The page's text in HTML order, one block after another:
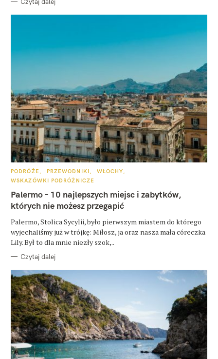
K
T
G
O
R
PODRÓŻE PRZEWODNIKI
WŁOCHY
WSKAZÓWKI PODRÓŻNICZE
Palermo – 10 najlepszych miejsc i zabytków,
których nie możesz przegapić
Palermo, Stolica Sycylii, było pierwszym miastem do którego
wyjechaliśmy już w trójkę: Miłosz, ja oraz nasza mała córeczka
Lily. Był to dla mnie niezły szok,..
Czytaj dalej